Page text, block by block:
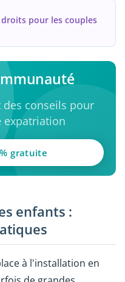
pour les couples
des conseils pour
expatriation
gratuite
enfants :
à l'installation en